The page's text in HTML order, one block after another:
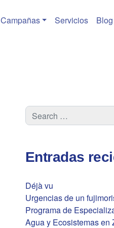
Campañas Servicios Blog
Entradas
Déjà vu
Urgencias de un
Programa de
Agua y Ecosistemas en